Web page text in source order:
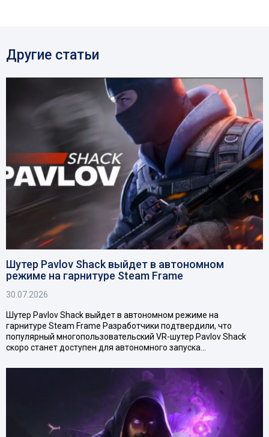
Другие статьи
Шутер Pavlov Shack выйдет в автономном
режиме на гарнитуре Steam Frame
30.07.2026
Шутер Pavlov Shack выйдет в автономном режиме на
гарнитуре Steam Frame Разработчики подтвердили, что
популярный многопользовательский VR-шутер Pavlov Shack
скоро станет доступен для автономного запуска…